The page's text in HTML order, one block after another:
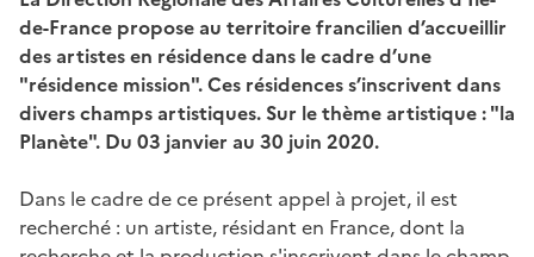
de-France propose au territoire francilien d’accueillir
des artistes en résidence dans le cadre d’une
"résidence mission". Ces résidences s’inscrivent dans
divers champs artistiques. Sur le thème artistique : "la
Planète". Du 03 janvier au 30 juin 2020.
Dans le cadre de ce présent appel à projet, il est
recherché : un artiste, résidant en France, dont la